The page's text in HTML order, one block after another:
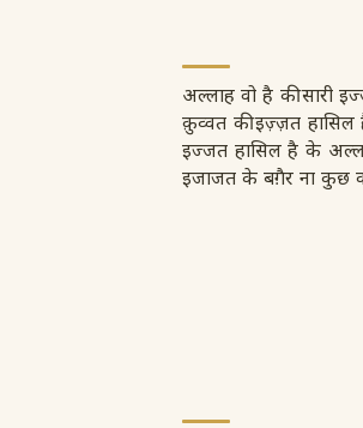
अल्लाह वो है की सारी
क़ुव्वत की इज़्ज़त
इज्जत हासिल है के
इजाजत के बग़ैर ना कुछ